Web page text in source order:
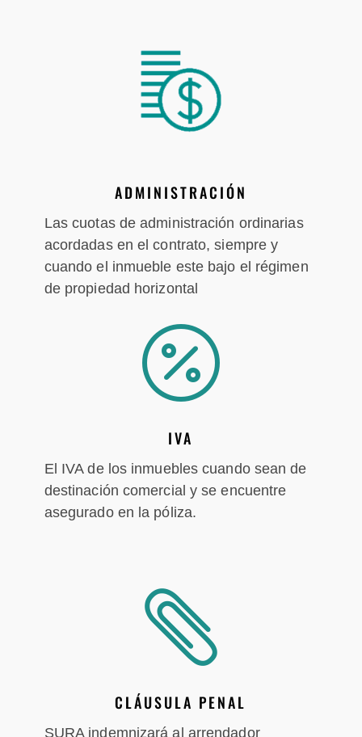
ADMINISTRACIÓN
Las cuotas de administración ordinarias
acordadas en el contrato, siempre y
cuando el inmueble este bajo el régimen
de propiedad horizontal

IVA
El IVA de los inmuebles cuando sean de
destinación comercial y se encuentre
asegurado en la póliza.

CLÁUSULA PENAL
SURA indemnizará al arrendador